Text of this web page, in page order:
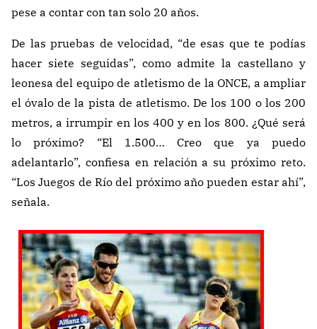
pese a contar con tan solo 20 años.
De las pruebas de velocidad, “de esas que te podías
hacer siete seguidas”, como admite la castellano y
leonesa del equipo de atletismo de la ONCE, a ampliar
el óvalo de la pista de atletismo. De los 100 o los 200
metros, a irrumpir en los 400 y en los 800. ¿Qué será
lo próximo? “El 1.500… Creo que ya puedo
adelantarlo”, confiesa en relación a su próximo reto.
“Los Juegos de Río del próximo año pueden estar ahí”,
señala.